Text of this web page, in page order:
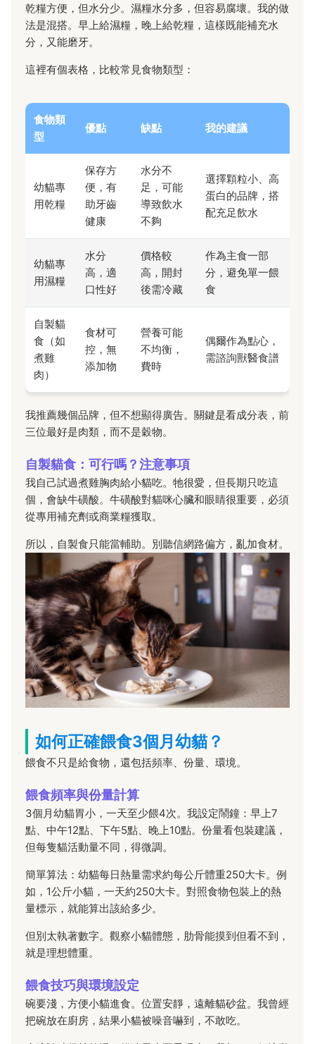
乾糧方便，但水分少。濕糧水分多，但容易腐壞。我的做
法是混搭。早上給濕糧，晚上給乾糧，這樣既能補充水
分，又能磨牙。
這裡有個表格，比較常見食物類型：
食物類
型
優點 缺點 我的建議
幼貓專
用乾糧
保存方
便，有
助牙齒
健康
水分不
足，可能
導致飲水
不夠
選擇顆粒小、高
蛋白的品牌，搭
配充足飲水
幼貓專
用濕糧
水分
高，適
口性好
價格較
高，開封
後需冷藏
作為主食一部
分，避免單一餵
食
自製貓
食（如
煮雞
肉）
食材可
控，無
添加物
營養可能
不均衡，
費時
偶爾作為點心，
需諮詢獸醫食譜
我推薦幾個品牌，但不想顯得廣告。關鍵是看成分表，前
三位最好是肉類，而不是穀物。
自製貓食：可行嗎？注意事項
我自己試過煮雞胸肉給小貓吃。牠很愛，但長期只吃這
個，會缺牛磺酸。牛磺酸對貓咪心臟和眼睛很重要，必須
從專用補充劑或商業糧獲取。
所以，自製食只能當輔助。別聽信網路偏方，亂加食材。
如何正確餵食3個月幼貓？
餵食不只是給食物，還包括頻率、份量、環境。
餵食頻率與份量計算
3個月幼貓胃小，一天至少餵4次。我設定鬧鐘：早上7
點、中午12點、下午5點、晚上10點。份量看包裝建議，
但每隻貓活動量不同，得微調。
簡單算法：幼貓每日熱量需求約每公斤體重250大卡。例
如，1公斤小貓，一天約250大卡。對照食物包裝上的熱
量標示，就能算出該給多少。
但別太執著數字。觀察小貓體態，肋骨能摸到但看不到，
就是理想體重。
餵食技巧與環境設定
碗要淺，方便小貓進食。位置安靜，遠離貓砂盆。我曾經
把碗放在廚房，結果小貓被噪音嚇到，不敢吃。